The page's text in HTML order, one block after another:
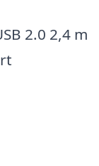
2.0 2,4 m